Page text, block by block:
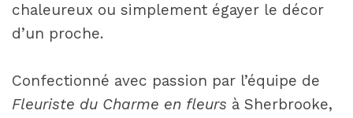
chaleureux ou simplement égayer le décor
d’un proche.
Confectionné avec passion par l’équipe de
Fleuriste du Charme en fleurs à Sherbrooke,